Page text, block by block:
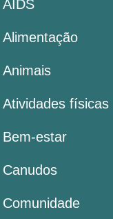
AIDS
Alimentação
Animais
Atividades físicas
Bem-estar
Canudos
Comunidade